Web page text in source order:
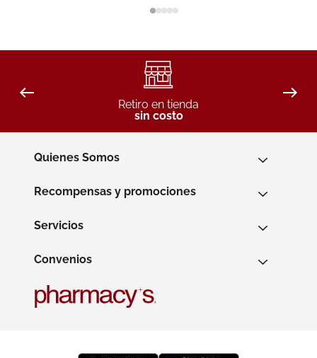
Retiro en tienda
sin costo
Quienes Somos
Recompensas y promociones
Servicios
Convenios